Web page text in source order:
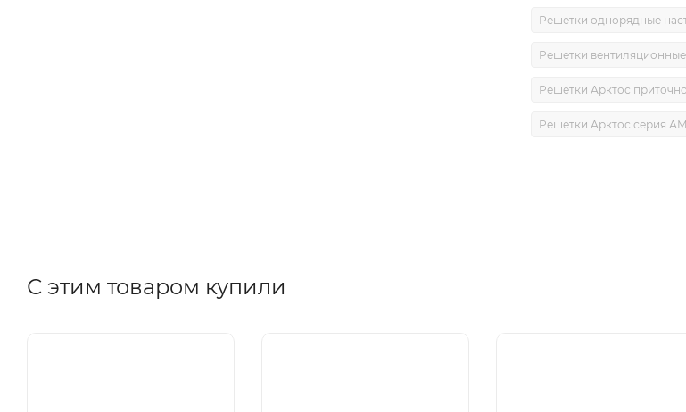
Решетки однорядные
Решетки
Решетки Арктос
Решетки Арктос серия
С этим товаром купили